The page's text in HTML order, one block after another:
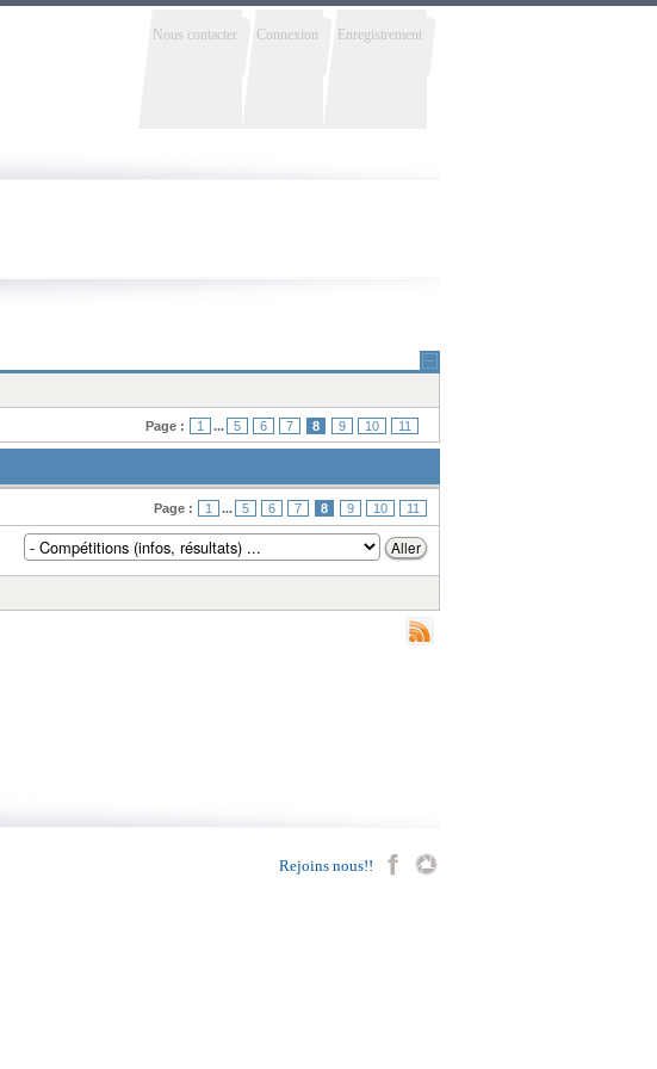
Nous contacter Connexion Enregistrement
Page : 1 ... 5 6 7 8 9 10 11
Page : 1 ... 5 6 7 8 9 10 11
Rejoins nous!!